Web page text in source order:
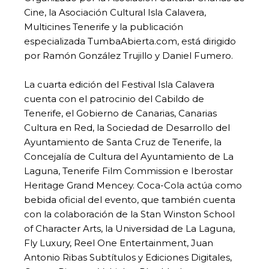
Cine, la Asociación Cultural Isla Calavera,
Multicines Tenerife y la publicación
especializada TumbaAbierta.com, está dirigido
por Ramón González Trujillo y Daniel Fumero.
La cuarta edición del Festival Isla Calavera
cuenta con el patrocinio del Cabildo de
Tenerife, el Gobierno de Canarias, Canarias
Cultura en Red, la Sociedad de Desarrollo del
Ayuntamiento de Santa Cruz de Tenerife, la
Concejalía de Cultura del Ayuntamiento de La
Laguna, Tenerife Film Commission e Iberostar
Heritage Grand Mencey. Coca-Cola actúa como
bebida oficial del evento, que también cuenta
con la colaboración de la Stan Winston School
of Character Arts, la Universidad de La Laguna,
Fly Luxury, Reel One Entertainment, Juan
Antonio Ribas Subtítulos y Ediciones Digitales,